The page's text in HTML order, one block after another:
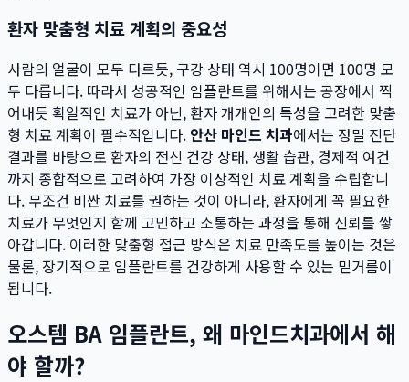
환자 맞춤형 치료 계획의 중요성
사람의 얼굴이 모두 다르듯, 구강 상태 역시 100명이면 100명 모
두 다릅니다. 따라서 성공적인 임플란트를 위해서는 공장에서 찍
어내듯 획일적인 치료가 아닌, 환자 개개인의 특성을 고려한 맞춤
형 치료 계획이 필수적입니다. 안산 마인드 치과에서는 정밀 진단
결과를 바탕으로 환자의 전신 건강 상태, 생활 습관, 경제적 여건
까지 종합적으로 고려하여 가장 이상적인 치료 계획을 수립합니
다. 무조건 비싼 치료를 권하는 것이 아니라, 환자에게 꼭 필요한
치료가 무엇인지 함께 고민하고 소통하는 과정을 통해 신뢰를 쌓
아갑니다. 이러한 맞춤형 접근 방식은 치료 만족도를 높이는 것은
물론, 장기적으로 임플란트를 건강하게 사용할 수 있는 밑거름이
됩니다.
오스템 BA 임플란트, 왜 마인드치과에서 해
야 할까?